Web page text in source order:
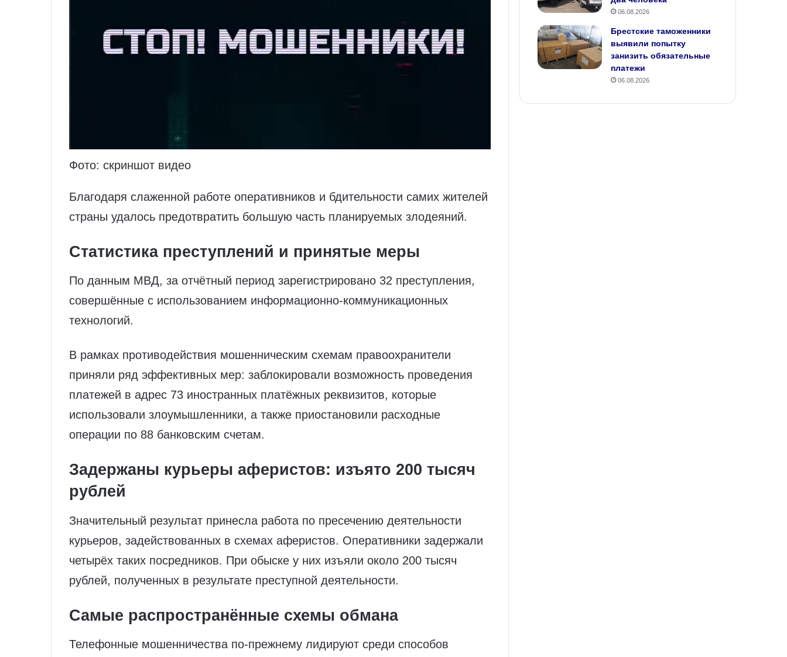
Фото: скриншот видео
Благодаря слаженной работе оперативников и бдительности самих жителей
страны удалось предотвратить большую часть планируемых злодеяний.
Статистика преступлений и принятые меры
По данным МВД, за отчётный период зарегистрировано 32 преступления,
совершённые с использованием информационно‑коммуникационных
технологий.
В рамках противодействия мошенническим схемам правоохранители
приняли ряд эффективных мер: заблокировали возможность проведения
платежей в адрес 73 иностранных платёжных реквизитов, которые
использовали злоумышленники, а также приостановили расходные
операции по 88 банковским счетам.
Задержаны курьеры аферистов: изъято 200 тысяч
рублей
Значительный результат принесла работа по пресечению деятельности
курьеров, задействованных в схемах аферистов. Оперативники задержали
четырёх таких посредников. При обыске у них изъяли около 200 тысяч
рублей, полученных в результате преступной деятельности.
Самые распространённые схемы обмана
Телефонные мошенничества по‑прежнему лидируют среди способов
06.08.2026
Брестские таможенники
выявили попытку
занизить обязательные
платежи
06.08.2026